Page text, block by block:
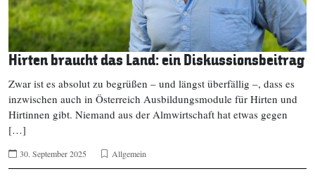
Hirten braucht das Land: ein Diskussionsbeitrag
Zwar ist es absolut zu begrüßen – und längst überfällig –, dass es
inzwischen auch in Österreich Ausbildungsmodule für Hirten und
Hirtinnen gibt. Niemand aus der Almwirtschaft hat etwas gegen
[…]
30. September 2025 Allgemein